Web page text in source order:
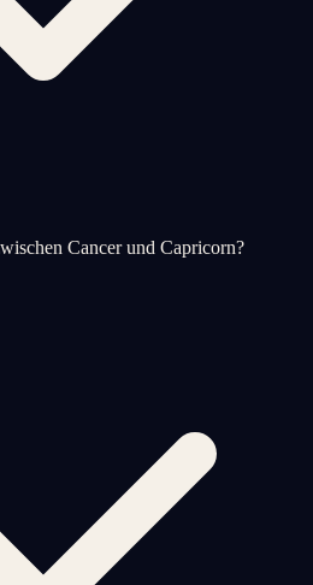
Cancer und Capricorn?